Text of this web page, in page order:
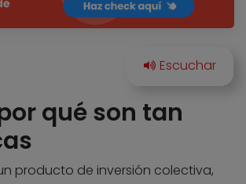
qué son tan
producto de inversión colectiva,